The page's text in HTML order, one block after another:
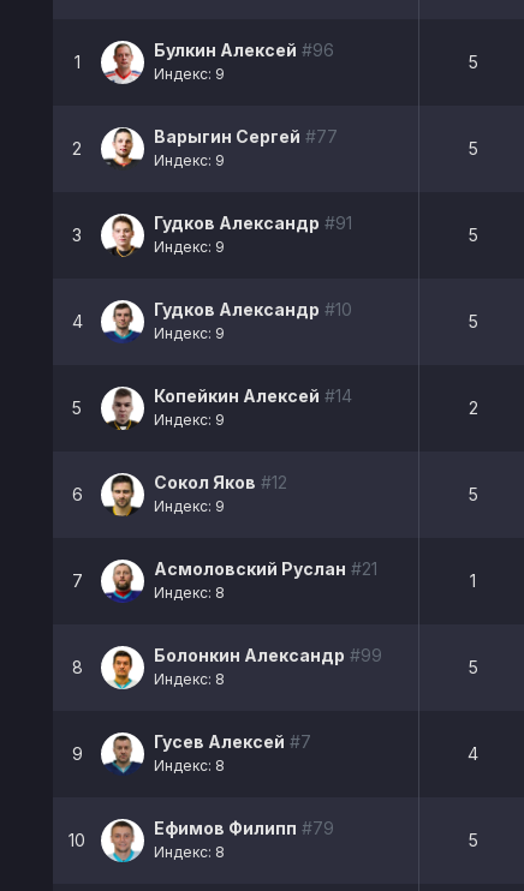
1
Булкин Алексей #96
Индекс: 9
5
2
Варыгин Сергей #77
Индекс: 9
5
3
Гудков Александр #91
Индекс: 9
5
4
Гудков Александр #10
Индекс: 9
5
5
Копейкин Алексей #14
Индекс: 9
2
6
Сокол Яков #12
Индекс: 9
5
7
Асмоловский Руслан #21
Индекс: 8
1
8
Болонкин Александр #99
Индекс: 8
5
9
Гусев Алексей #7
Индекс: 8
4
10
Ефимов Филипп #79
Индекс: 8
5